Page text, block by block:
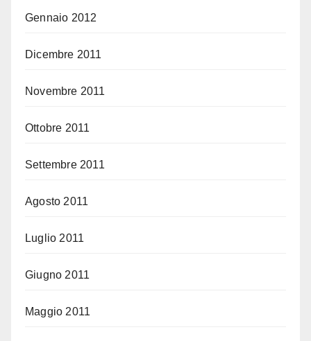
Gennaio 2012
Dicembre 2011
Novembre 2011
Ottobre 2011
Settembre 2011
Agosto 2011
Luglio 2011
Giugno 2011
Maggio 2011